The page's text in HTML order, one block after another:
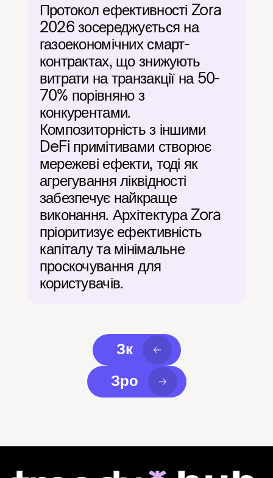
Протокол ефективності Zora
2026 зосереджується на
газоекономічних смарт-
контрактах, що знижують
витрати на транзакції на 50-
70% порівняно з
конкурентами.
Композиторність з іншими
DeFi примітивами створює
мережеві ефекти, тоді як
агрегування ліквідності
забезпечує найкраще
виконання. Архітектура Zora
пріоритизує ефективність
капіталу та мінімальне
проскочування для
користувачів.
Зк
Зро